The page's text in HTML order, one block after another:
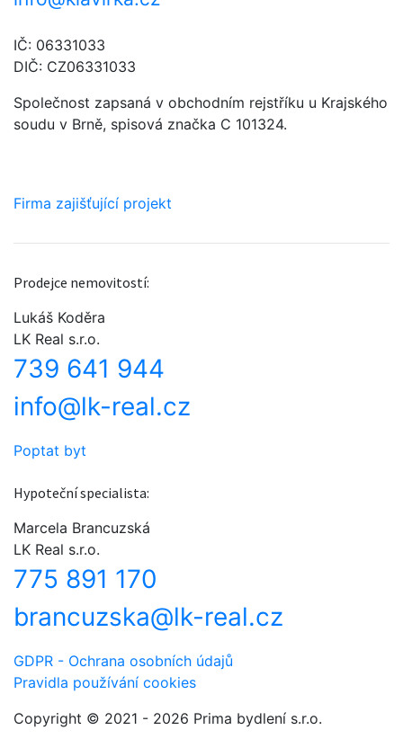
IČ: 06331033
DIČ: CZ06331033
Společnost zapsaná v obchodním rejstříku u Krajského
soudu v Brně, spisová značka C 101324.
Firma zajišťující projekt
Prodejce nemovitostí:
Lukáš Koděra
LK Real s.r.o.
739 641 944
info@lk-real.cz
Poptat byt
Hypoteční specialista:
Marcela Brancuzská
LK Real s.r.o.
775 891 170
brancuzska@lk-real.cz
GDPR - Ochrana osobních údajů
Pravidla používání cookies
Copyright © 2021 - 2026 Prima bydlení s.r.o.